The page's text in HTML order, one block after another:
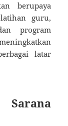
berupaya
guru,
program
latar